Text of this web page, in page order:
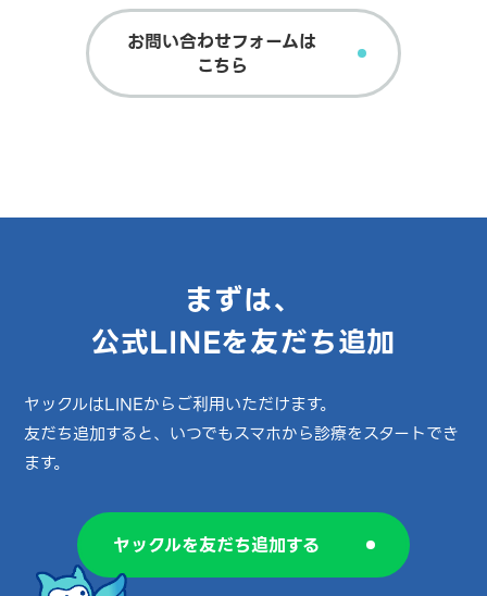
お問い合わせフォームは
こちら
まずは、
公式LINEを友だち追加
ヤックルはLINEからご利用いただけます。
友だち追加すると、いつでもスマホから診療をスタートでき
ます。
ヤックルを友だち追加する